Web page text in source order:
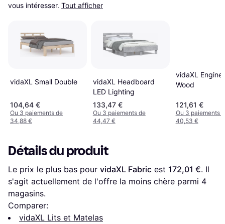
vous intéresser. Tout afficher
vidaXL Small Double
104,64 €
Ou 3 paiements de
34,88 €
vidaXL Headboard
LED Lighting
133,47 €
Ou 3 paiements de
44,47 €
vidaXL
Wood
121,61 €
Ou 3 paiements
40,53 €
Détails du produit
Le prix le plus bas pour vidaXL Fabric est 172,01 €. Il
s'agit actuellement de l'offre la moins chère parmi 4
magasins.
Comparer:
vidaXL Lits et Matelas